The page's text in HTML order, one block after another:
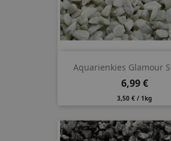
Aquarienkies Glamour
Preis
6,99 €
3,50 € / 1kg